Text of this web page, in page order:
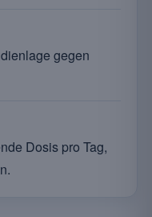
gegen
Dosis pro Tag,